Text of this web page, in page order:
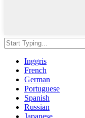
Inggris
French
German
Portuguese
Spanish
Russian